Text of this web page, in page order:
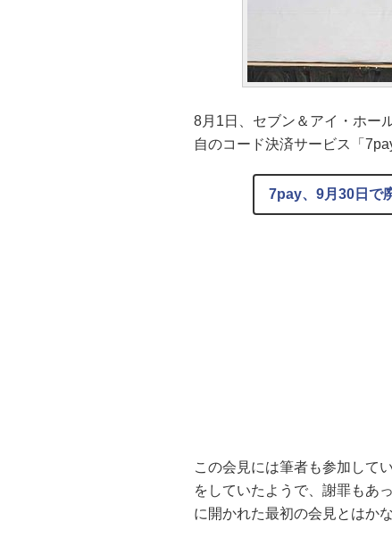
8月1日、セブン＆アイ・ホー
自のコード決済サービス「
7pay、9月30日で
この会見には筆者も参加して
をしていたようで、謝罪もあ
に開かれた最初の会見とはかな